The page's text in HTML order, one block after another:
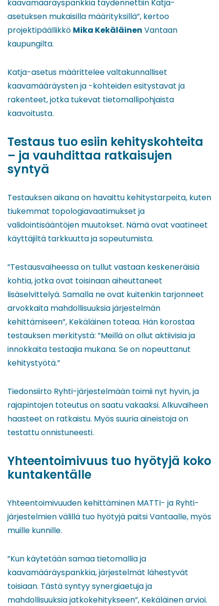
kaavamääräyspankkia täydennettiin Katja-
asetuksen mukaisilla määrityksillä”, kertoo
projektipäällikkö Mika Kekäläinen Vantaan
kaupungilta.
Katja-asetus määrittelee valtakunnalliset
kaavamääräysten ja -kohteiden esitystavat ja
rakenteet, jotka tukevat tietomallipohjaista
kaavoitusta.
Testaus tuo esiin kehityskohteita
– ja vauhdittaa ratkaisujen
syntyä
Testauksen aikana on havaittu kehitystarpeita, kuten
tiukemmat topologiavaatimukset ja
validointisääntöjen muutokset. Nämä ovat vaatineet
käyttäjiltä tarkkuutta ja sopeutumista.
”Testausvaiheessa on tullut vastaan keskeneräisiä
kohtia, jotka ovat toisinaan aiheuttaneet
lisäselvittelyä. Samalla ne ovat kuitenkin tarjonneet
arvokkaita mahdollisuuksia järjestelmän
kehittämiseen”, Kekäläinen toteaa. Hän korostaa
testauksen merkitystä: ”Meillä on ollut aktiivisia ja
innokkaita testaajia mukana. Se on nopeuttanut
kehitystyötä.”
Tiedonsiirto Ryhti-järjestelmään toimii nyt hyvin, ja
rajapintojen toteutus on saatu vakaaksi. Alkuvaiheen
haasteet on ratkaistu. Myös suuria aineistoja on
testattu onnistuneesti.
Yhteentoimivuus tuo hyötyjä koko
kuntakentälle
Yhteentoimivuuden kehittäminen MATTI- ja Ryhti-
järjestelmien välillä tuo hyötyjä paitsi Vantaalle, myös
muille kunnille.
”Kun käytetään samaa tietomallia ja
kaavamääräyspankkia, järjestelmät lähestyvät
toisiaan. Tästä syntyy synergiaetuja ja
mahdollisuuksia jatkokehitykseen”, Kekäläinen arvioi.